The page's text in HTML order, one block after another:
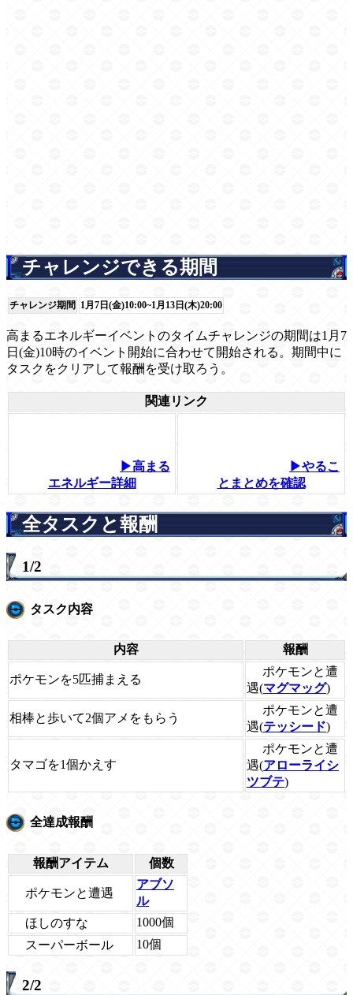
チャレンジできる期間
チャレンジ期間 1月7日(金)10:00~1月13日(木)20:00
高まるエネルギーイベントのタイムチャレンジの期間は1月7
日(金)10時のイベント開始に合わせて開始される。期間中に
タスクをクリアして報酬を受け取ろう。
関連リンク
▶高まる
エネルギー詳細
▶やるこ
とまとめを確認
全タスクと報酬
1/2
タスク内容
内容 報酬
ポケモンを5匹捕まえる
ポケモンと遭
遇(マグマッグ)
相棒と歩いて2個アメをもらう
ポケモンと遭
遇(テッシード)
タマゴを1個かえす
ポケモンと遭
遇(アローライシ
ツブテ)
全達成報酬
報酬アイテム 個数
ポケモンと遭遇
アブソ
ル
ほしのすな
1000個
スーパーボール
10個
2/2